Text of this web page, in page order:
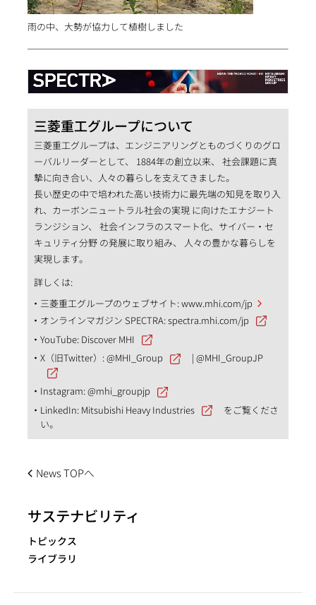
雨の中、大勢が協力して植樹しました
三菱重工グループについて
三菱重工グループは、エンジニアリングとものづくりのグロ
ーバルリーダーとして、 1884年の創立以来、 社会課題に真
摯に向き合い、人々の暮らしを支えてきました。
長い歴史の中で培われた高い技術力に最先端の知見を取り入
れ、カーボンニュートラル社会の実現 に向けたエナジート
ランジション、 社会インフラのスマート化、サイバー・セ
キュリティ分野 の発展に取り組み、 人々の豊かな暮らしを
実現します。
詳しくは:
三菱重工グループのウェブサイト:www.mhi.com/jp
オンラインマガジン SPECTRA:spectra.mhi.com/jp
YouTube: Discover MHI
X（旧Twitter）:@MHI_Group |@MHI_GroupJP
Instagram:@mhi_groupjp
LinkedIn: Mitsubishi Heavy Industries
をご覧くださ
い。
News TOPへ
サステナビリティ
トピックス
ライブラリ